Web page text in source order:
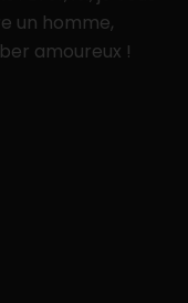
un homme,
amoureux !